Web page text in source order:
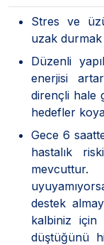
Stres ve
uzak durmak
Düzenli
enerjisi
dirençli hale
hedefler
Gece 6
hastalık
destek
kalbiniz için
düştüğünü